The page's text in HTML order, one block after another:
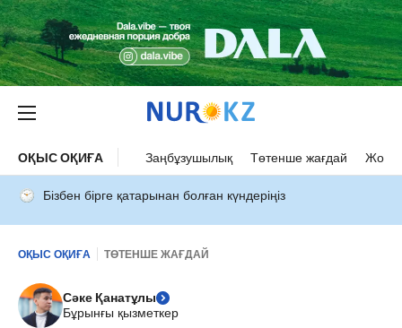
ОҚЫС ОҚИҒА Заңбұзушылық Төтенше жағдай Жол
Бізбен бірге қатарынан болған күндеріңіз
ОҚЫС ОҚИҒА ТӨТЕНШЕ ЖАҒДАЙ
Сәке Қанатұлы
Бұрынғы қызметкер